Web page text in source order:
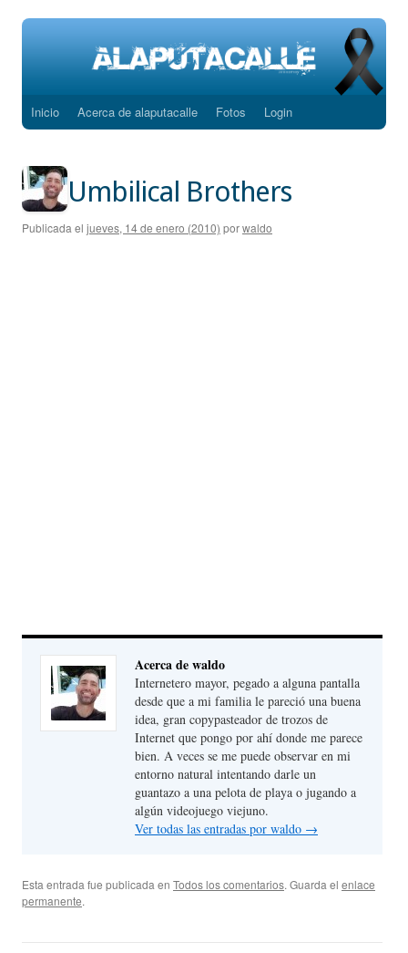
Saltar
contenido
Inicio Acerca de alaputacalle Fotos Login
Umbilical Brothers
Publicada el jueves, 14 de enero (2010) porwaldo
Acerca de waldo
Internetero mayor, pegado a alguna pantalla
desde que a mi familia le pareció una buena
idea, gran copypasteador de trozos de
Internet que pongo por ahí donde me parece
bien. A veces se me puede observar en mi
entorno natural intentando darle un
guantazo a una pelota de playa o jugando a
algún videojuego viejuno.
Ver todas las entradas por waldo →
Esta entrada fue publicada en Todos los comentarios. Guarda el enlace
permanente.